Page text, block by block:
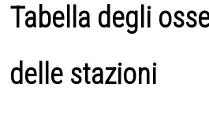
Tabella degli
delle stazioni